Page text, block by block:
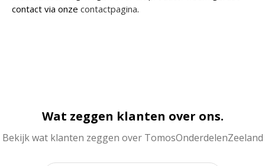
contact via onze contactpagina.
Wat zeggen klanten over ons.
Bekijk wat klanten zeggen over TomosOnderdelenZeeland